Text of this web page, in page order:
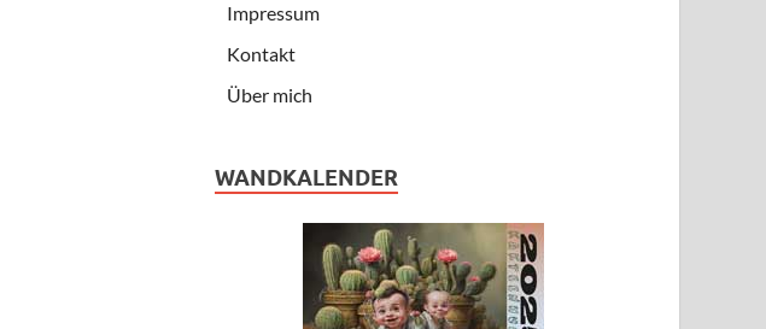
Impressum
Kontakt
Über mich
WANDKALENDER